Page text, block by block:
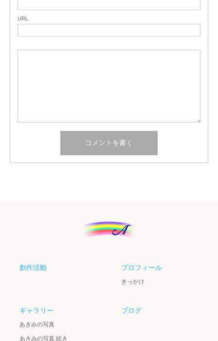
URL
創作活動 プロフィール
きっかけ
ギャラリー
あきみの写真
あきみの写真 続き
ブログ